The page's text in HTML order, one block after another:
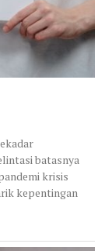
batasnya
krisis
kepentingan